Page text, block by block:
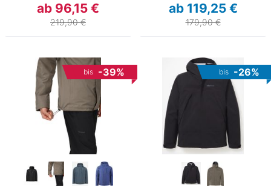
ab 96,15 €
219,90 €
ab 119,25 €
179,90 €
bis -39% bis -26%